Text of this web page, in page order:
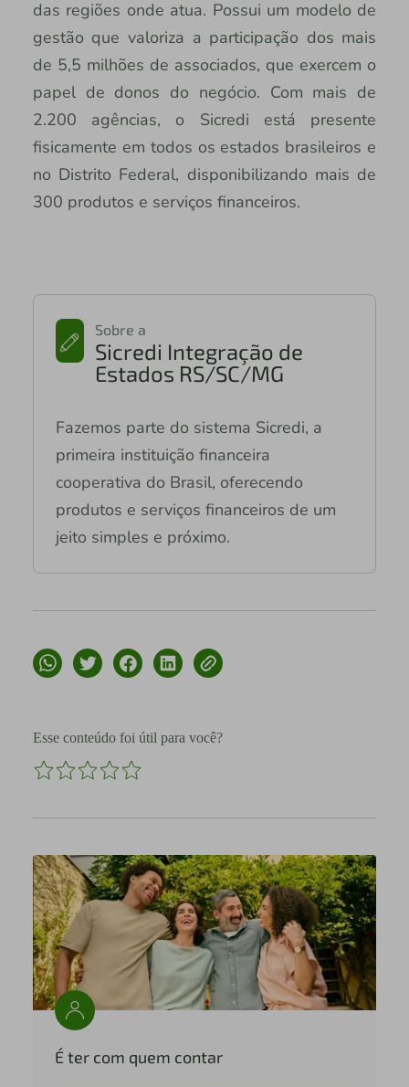
das regiões onde atua. Possui um modelo de
gestão que valoriza a participação dos mais
de 5,5 milhões de associados, que exercem o
papel de donos do negócio. Com mais de
2.200 agências, o Sicredi está presente
fisicamente em todos os estados brasileiros e
no Distrito Federal, disponibilizando mais de
300 produtos e serviços financeiros.
Sobre a
Sicredi Integração de
Estados RS/SC/MG
Fazemos parte do sistema Sicredi, a
primeira instituição financeira
cooperativa do Brasil, oferecendo
produtos e serviços financeiros de um
jeito simples e próximo.
Esse conteúdo foi útil para você?
É ter com quem contar